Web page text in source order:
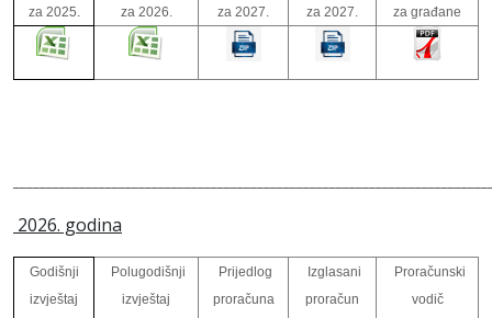
za 2025.
za 2026.
za 2027.
za 2027.
za građane
2026. godina
Godišnji
izvještaj
Polugodišnji
izvještaj
Prijedlog
proračuna
Izglasani
proračun
Proračunski
vodič